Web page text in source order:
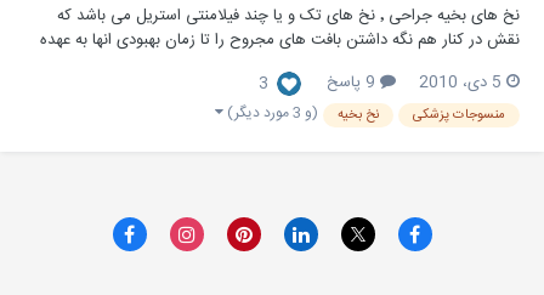
نخ های بخیه جراحی ٬ نخ های تک و یا چند فیلامنتی استریل می باشد که
نقش در کنار هم نگه داشتن بافت های مجروح را تا زمان بهبودی انها به عهده
جراحی مورد استفاده قرار می گیرند و یا اینکه به عنوان شریان بند (لگاتور)
بدون استفاده از سوزن برای...
5 دی، 2010 9 پاسخ 3
منسوجات پزشکی نخ بخیه (و 3 مورد دیگر)